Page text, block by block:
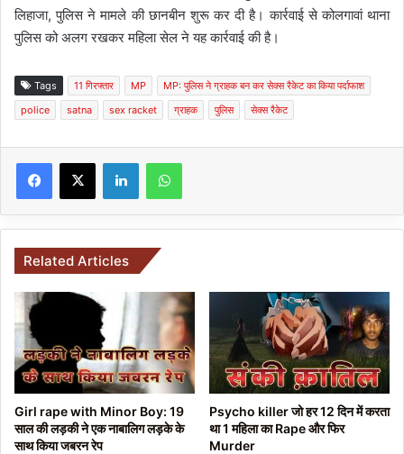
लिहाजा, पुलिस ने मामले की छानबीन शुरू कर दी है। कार्रवाई से कोलगावां थाना
पुलिस को अलग रखकर महिला सेल ने यह कार्रवाई की है।
Tags 11 गिरफ्तार MP
MP: पुलिस ने ग्राहक बन कर सेक्स रैकेट का किया पर्दाफाश
police
satna sex racket ग्राहक पुलिस सेक्स रैकेट
Related Articles
Girl rape with Minor Boy: 19
साल की लड़की ने एक नाबालिग लड़के के
साथ किया जबरन रेप
Psycho killer जो हर 12 दिन में करता
था 1 महिला का Rape और फिर
Murder